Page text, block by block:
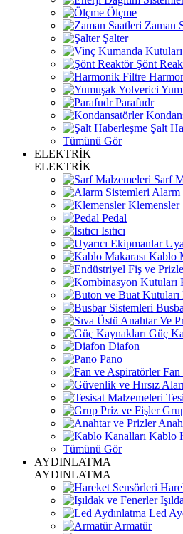
Ölçme
Zaman
Şalter
Şönt
Parafudr
Şalt
Tümünü Gör
ELEKTRİK
ELEKTRİK
Sarf
Alarm
Klemensler
Pedal
Isıtıcı
Kablo
Güç
Diafon
Pano
Fan
Kablo
Tümünü Gör
AYDINLATMA
AYDINLATMA
Led
Armatür